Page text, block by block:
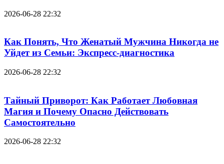
2026-06-28 22:32
Как Понять, Что Женатый Мужчина Никогда не
Уйдет из Семьи: Экспресс-диагностика
2026-06-28 22:32
Тайный Приворот: Как Работает Любовная
Магия и Почему Опасно Действовать
Самостоятельно
2026-06-28 22:32